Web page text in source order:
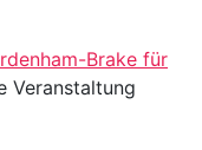
Brake für
Veranstaltung